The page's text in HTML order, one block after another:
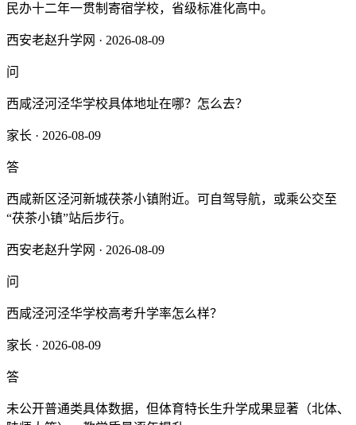
民办十二年一贯制寄宿学校，省级标准化高中。
西安老赵升学网 · 2026-08-09
问
西咸泾河泾华学校具体地址在哪？怎么去？
家长 · 2026-08-09
答
西咸新区泾河新城茯茶小镇附近。可自驾导航，或乘公交至
“茯茶小镇”站后步行。
西安老赵升学网 · 2026-08-09
问
西咸泾河泾华学校高考升学率怎么样？
家长 · 2026-08-09
答
未公开普通类具体数据，但体育特长生升学成果显著（北体、